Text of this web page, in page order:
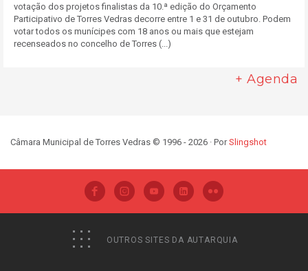
votação dos projetos finalistas da 10.ª edição do Orçamento
Participativo de Torres Vedras decorre entre 1 e 31 de outubro. Podem
votar todos os munícipes com 18 anos ou mais que estejam
recenseados no concelho de Torres (...)
+ Agenda
Câmara Municipal de Torres Vedras © 1996 - 2026 · PorSlingshot
OUTROS SITES DA AUTARQUIA